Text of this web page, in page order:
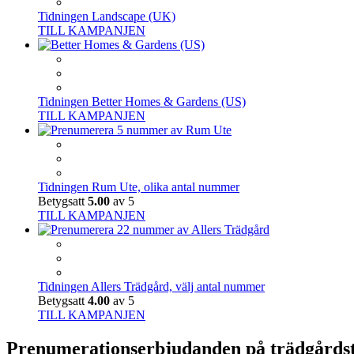
Tidningen Landscape (UK)
TILL KAMPANJEN
Tidningen Better Homes & Gardens (US)
TILL KAMPANJEN
Tidningen Rum Ute, olika antal nummer
Betygsatt 5.00 av 5
TILL KAMPANJEN
Tidningen Allers Trädgård, välj antal nummer
Betygsatt 4.00 av 5
TILL KAMPANJEN
Prenumerationserbjudanden på